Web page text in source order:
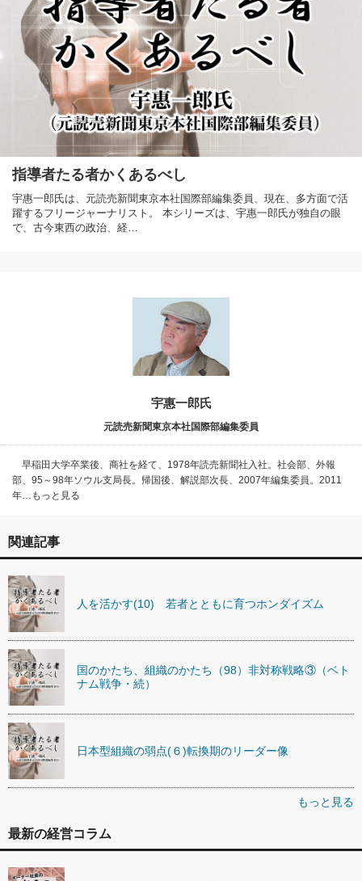
指導者たる者かくあるべし
宇惠一郎氏は、元読売新聞東京本社国際部編集委員、現在、多方面で活
躍するフリージャーナリスト。 本シリーズは、宇惠一郎氏が独自の眼
で、古今東西の政治、経…
宇惠一郎氏
元読売新聞東京本社国際部編集委員
早稲田大学卒業後、商社を経て、1978年読売新聞社入社。社会部、外報
部、95～98年ソウル支局長。帰国後、解説部次長、2007年編集委員。2011
年…もっと見る
関連記事
人を活かす(10) 若者とともに育つホンダイズム
国のかたち、組織のかたち（98）非対称戦略③（ベト
ナム戦争・続）
日本型組織の弱点(６)転換期のリーダー像
もっと見る
最新の経営コラム